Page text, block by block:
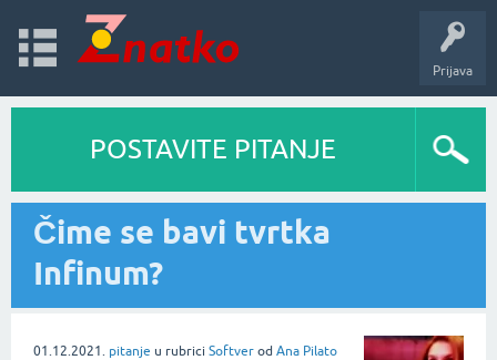
Prijava
POSTAVITE PITANJE
Čime se bavi tvrtka
Infinum?
01.12.2021. pitanje u rubrici Softver od Ana Pilato